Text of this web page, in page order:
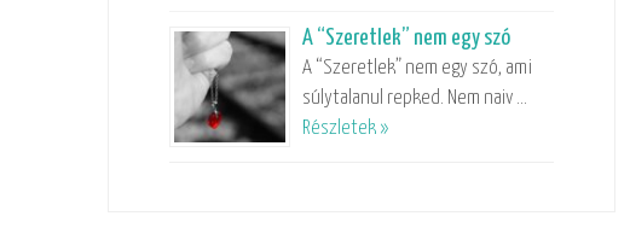
A “Szeretlek” nem egy szó
A “Szeretlek” nem egy szó, ami
súlytalanul repked. Nem naiv …
Részletek »